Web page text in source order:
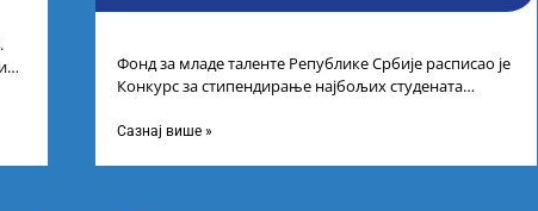
Фонд за младе таленте Републике Србије расписао је
Конкурс за стипендирање најбољих студената
Сазнај више »